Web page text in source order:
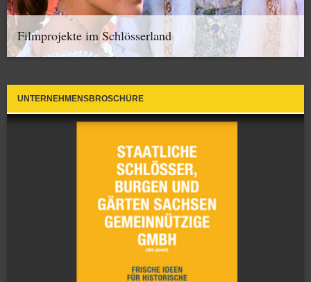
Filmprojekte im Schlösserland
UNTERNEHMENSBROSCHÜRE